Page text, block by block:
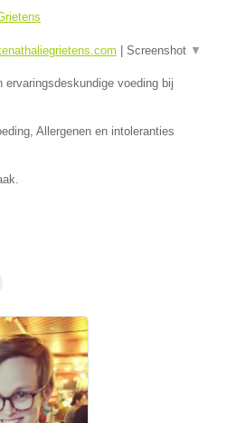
Screenshot ▼
ervaringsdeskundige voeding bij
Allergenen en intoleranties